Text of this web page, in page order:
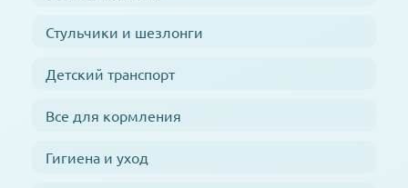
Стульчики и шезлонги
Детский транспорт
Все для кормления
Гигиена и уход